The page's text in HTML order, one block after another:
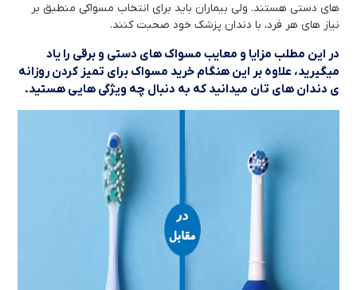
های دستی هستند. ولی بیماران باید برای انتخاب مسواکی منطبق بر
نیاز های هر فرد، با دندان پزشک خود صحبت کنند.
در این مطلب مزایا و معایب مسواک های دستی و برقی را یاد
میگیرید، علاوه بر این هنگام خرید مسواک برای تمیز کردن روزانه
ی دندان های تان میدانید که به دنبال چه ویژگی هایی هستید.